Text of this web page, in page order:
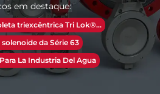
em destaque:
triexcêntrica Tri Lok®...
solenoide da Série 63
La Industria Del Agua